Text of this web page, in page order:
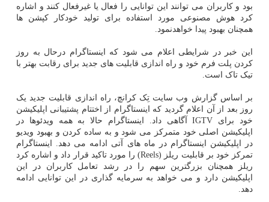
بود و کاربران می توانند این توانایی را فعال یا غیرفعال کنند و اشاره
کرد هوش مصنوعی مورد استفاده برای تولید خودکار کپشن ها
همچنان بهبود پیدا خواهدنمود.
این خبر در شرایطی اعلام می شود که اینستاگرام درحال به روز
کردن پلت فرم خود و راه اندازی قابلیت های جدید برای رقابت بهتر با
تیک تاک است.
بر اساس گزارش وب سایت تِک کرانچ، راه اندازی قابلیت جدید یک
روز بعد از آن اعلام گردید که اینستاگرام از اختتام پشتیبانی اپلیکیشن
خود برای IGTV آگاهی داد. اینستاگرام حالا به همه ویدئوها در
اپلیکیشن اصلی خود متمرکز می شود و به ساده کردن و بهبود ویدیو
در اپلیکیشن اینستاگرام در ماه های آتی ادامه می دهد. اینستاگرام
تمرکز خود بر قابلیت ریلز (Reels) را مورد تاکید قرار داد و اشاره کرد
ریلز همچنان بزرگترین سهم را در رشد تعامل کاربران در این
اپلیکیشن دارد و می خواهد به سرمایه گذاری در این توانایی ادامه
دهد.